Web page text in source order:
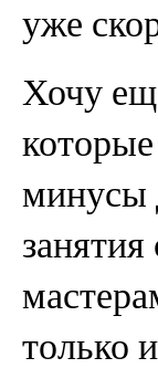
уже
Хочу
минусы
только